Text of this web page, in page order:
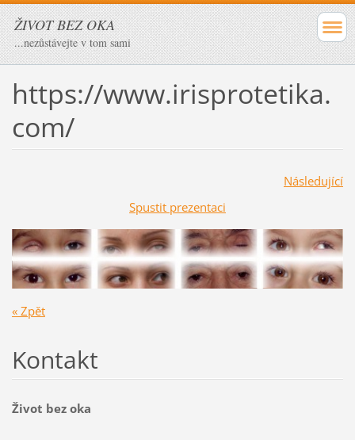
ŽIVOT BEZ OKA
...nezůstávejte v tom sami
https://www.irisprotetika.
com/
Následující
Spustit prezentaci
« Zpět
Kontakt
Život bez oka